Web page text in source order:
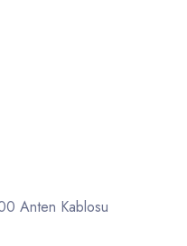
Anten Kablosu